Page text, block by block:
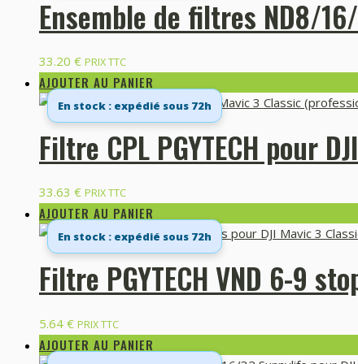
Ensemble de filtres ND8/
33.20 € PRIX TTC
AJOUTER AU PANIER
En stock : expédié sous 72h
Filtre CPL PGYTECH pour
33.63 € PRIX TTC
AJOUTER AU PANIER
En stock : expédié sous 72h
Filtre PGYTECH VND 6-9
5.64 € PRIX TTC
AJOUTER AU PANIER